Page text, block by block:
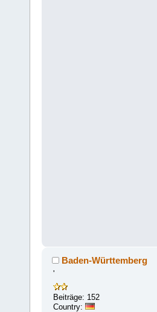
Baden-Württemberg
'
Beiträge: 152
Country: